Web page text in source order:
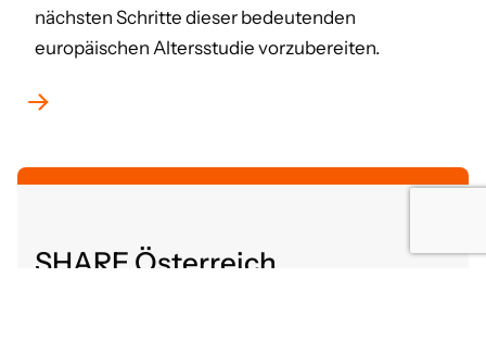
nächsten Schritte dieser bedeutenden
europäischen Altersstudie vorzubereiten.
SHARE Österreich